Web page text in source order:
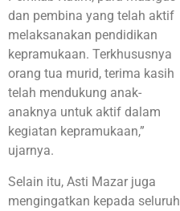
dan pembina yang telah aktif
melaksanakan pendidikan
kepramukaan. Terkhususnya
orang tua murid, terima kasih
telah mendukung anak-
anaknya untuk aktif dalam
kegiatan kepramukaan,”
ujarnya.
Selain itu, Asti Mazar juga
mengingatkan kepada seluruh